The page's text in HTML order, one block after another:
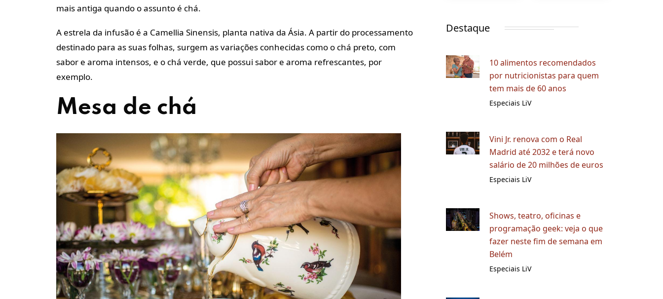
mais antiga quando o assunto é chá.
A estrela da infusão é a Camellia Sinensis, planta nativa da Ásia. A partir do processamento
destinado para as suas folhas, surgem as variações conhecidas como o chá preto, com
sabor e aroma intensos, e o chá verde, que possui sabor e aroma refrescantes, por
exemplo.
Mesa de chá
Destaque
10 alimentos recomendados
por nutricionistas para quem
tem mais de 60 anos
Especiais LiV
Vini Jr. renova com o Real
Madrid até 2032 e terá novo
salário de 20 milhões de euros
Especiais LiV
Shows, teatro, oficinas e
programação geek: veja o que
fazer neste fim de semana em
Belém
Especiais LiV